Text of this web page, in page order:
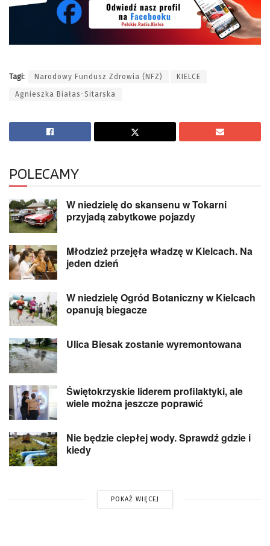
Tagi: Narodowy Fundusz Zdrowia (NFZ) KIELCE
Agnieszka Białas-Sitarska
POLECAMY
W niedzielę do skansenu w Tokarni
przyjadą zabytkowe pojazdy
Młodzież przejęła władzę w Kielcach. Na
jeden dzień
W niedzielę Ogród Botaniczny w Kielcach
opanują biegacze
Ulica Biesak zostanie wyremontowana
Świętokrzyskie liderem profilaktyki, ale
wiele można jeszcze poprawić
Nie będzie ciepłej wody. Sprawdź gdzie i
kiedy
POKAŻ WIĘCEJ